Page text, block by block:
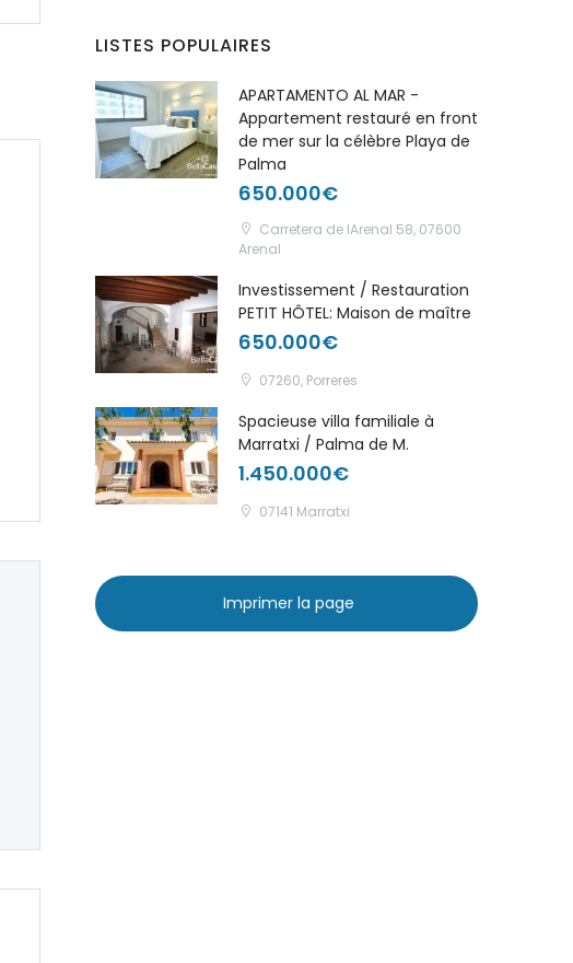
LISTES POPULAIRES
APARTAMENTO AL MAR -
Appartement restauré en front
de mer sur la célèbre Playa de
Palma
650.000€
Carretera de lArenal 58, 07600
Arenal
Investissement / Restauration
PETIT HÔTEL: Maison de maître
650.000€
07260, Porreres
Spacieuse villa familiale à
Marratxi / Palma de M.
1.450.000€
07141 Marratxi
Imprimer la page